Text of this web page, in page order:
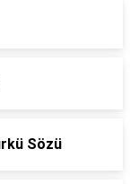
Sözü